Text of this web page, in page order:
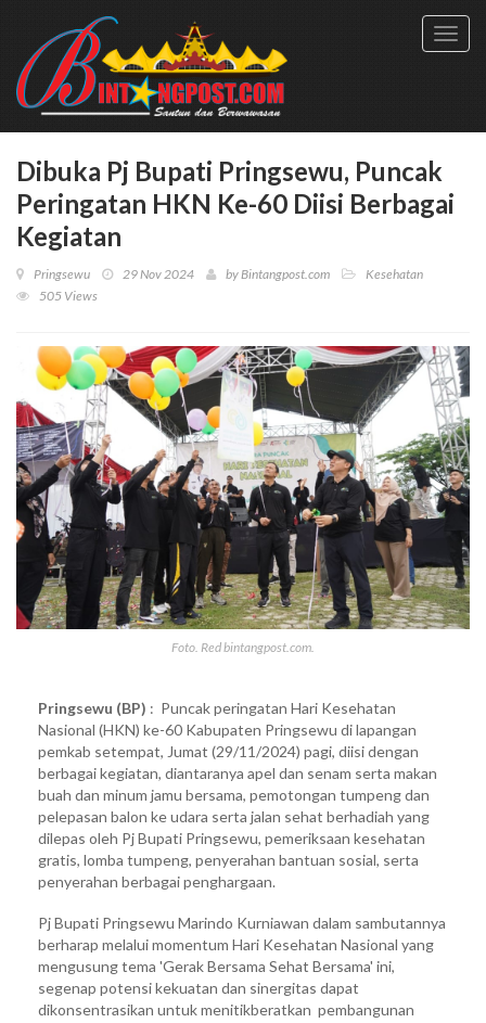
Dibuka Pj Bupati Pringsewu, Puncak
Peringatan HKN Ke-60 Diisi Berbagai
Kegiatan
Pringsewu 29 Nov 2024 by Bintangpost.com
Kesehatan
505 Views
Foto. Red bintangpost.com.
Pringsewu (BP) : Puncak peringatan Hari Kesehatan
Nasional (HKN) ke-60 Kabupaten Pringsewu di lapangan
pemkab setempat, Jumat (29/11/2024) pagi, diisi dengan
berbagai kegiatan, diantaranya apel dan senam serta makan
buah dan minum jamu bersama, pemotongan tumpeng dan
pelepasan balon ke udara serta jalan sehat berhadiah yang
dilepas oleh Pj Bupati Pringsewu, pemeriksaan kesehatan
gratis, lomba tumpeng, penyerahan bantuan sosial, serta
penyerahan berbagai penghargaan.
Pj Bupati Pringsewu Marindo Kurniawan dalam sambutannya
berharap melalui momentum Hari Kesehatan Nasional yang
mengusung tema 'Gerak Bersama Sehat Bersama' ini,
segenap potensi kekuatan dan sinergitas dapat
dikonsentrasikan untuk menitikberatkan pembangunan